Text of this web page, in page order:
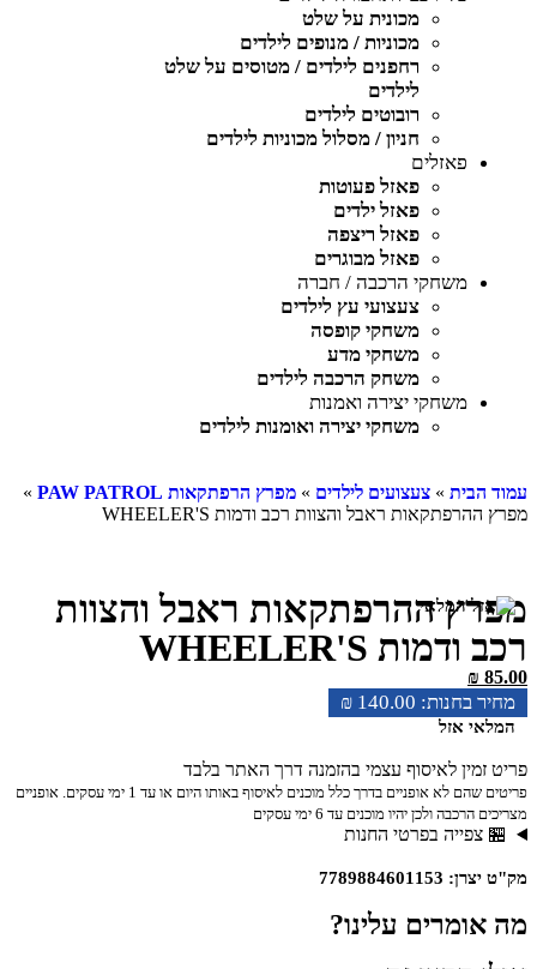
מכונית על שלט
מכוניות / מנופים לילדים
רחפנים לילדים / מטוסים על שלט
לילדים
רובוטים לילדים
חניון / מסלול מכוניות לילדים
פאזלים
פאזל פעוטות
פאזל ילדים
פאזל ריצפה
פאזל מבוגרים
משחקי הרכבה / חברה
צעצועי עץ לילדים
משחקי קופסה
משחקי מדע
משחק הרכבה לילדים
משחקי יצירה ואמנות
משחקי יצירה ואומנות לילדים
עמוד הבית » צעצועים לילדים » מפרץ הרפתקאות PAW PATROL
»
מפרץ ההרפתקאות ראבל והצוות רכב ודמות WHEELER'S
מפרץ ההרפתקאות ראבל והצוות
רכב ודמות WHEELER'S
₪ 140.00
₪ 85.00
המלאי אזל
פריט זמין לאיסוף עצמי בהזמנה דרך האתר בלבד
פריטים שהם לא אופניים בדרך כלל מוכנים לאיסוף באותו היום או עד 1 ימי עסקים. אופניים
מצריכים הרכבה ולכן יהיו מוכנים עד 6 ימי עסקים
🏪 צפייה בפרטי החנות
מק"ט יצרן: 7789884601153
מה אומרים עלינו?